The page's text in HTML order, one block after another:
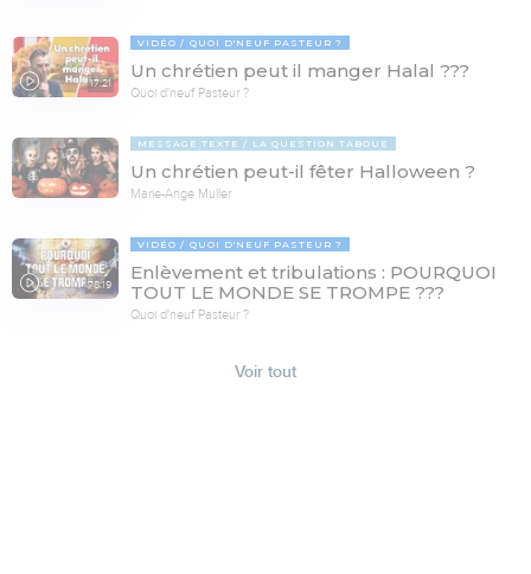
17:21
VIDÉO QUOI D'NEUF PASTEUR ?
Un chrétien peut il manger Halal ???
Quoi d'neuf Pasteur ?
MESSAGE TEXTE LA QUESTION TABOUE
Un chrétien peut-il fêter Halloween ?
Marie-Ange Muller
78:19
VIDÉO QUOI D'NEUF PASTEUR ?
Enlèvement et tribulations : POURQUOI
TOUT LE MONDE SE TROMPE ???
Quoi d'neuf Pasteur ?
Voir tout